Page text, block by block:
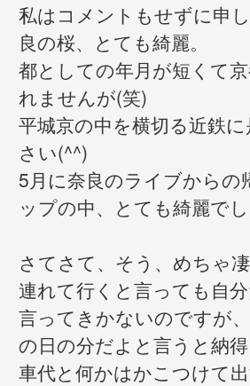
私はコメントもせずに申
良の桜、とても綺麗。
都としての年月が短くて
れませんが(笑)
平城京の中を横切る近鉄
さい(^^)
5月に奈良のライブから
ップの中、とても綺麗で
さてさて、そう、めちゃ
連れて行くと言っても自
言ってきかないのですが
の日の分だよと言うと納
車代と何かはかこつけて